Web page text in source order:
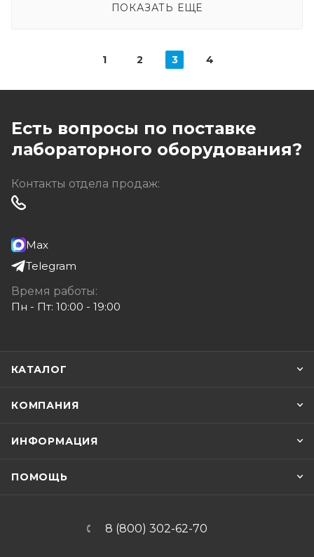
ПОКАЗАТЬ ЕЩЕ
1 2 3 4
Есть вопросы по поставке
лабораторного оборудования?
Контакты отдела продаж:
Max
Telegram
Время работы:
Пн - Пт: 10:00 - 19:00
КАТАЛОГ
КОМПАНИЯ
ИНФОРМАЦИЯ
ПОМОЩЬ
8 (800) 302-62-70